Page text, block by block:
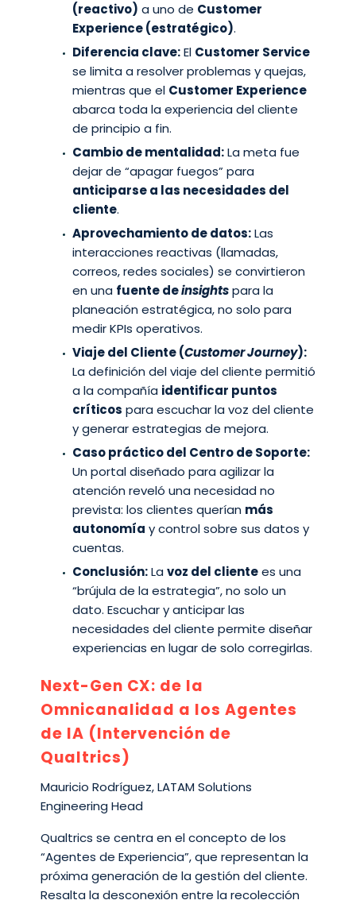
(reactivo) a uno de Customer
Experience (estratégico).
Diferencia clave:El Customer Service
se limita a resolver problemas y quejas,
mientras que el Customer Experience
abarca toda la experiencia del cliente
de principio a fin.
Cambio de mentalidad:La meta fue
dejar de “apagar fuegos” para
anticiparse a las necesidades del
cliente.
Aprovechamiento de datos:Las
interacciones reactivas (llamadas,
correos, redes sociales) se convirtieron
en una fuente deinsightspara la
planeación estratégica, no solo para
medir KPIs operativos.
Viaje del Cliente (Customer Journey):
La definición del viaje del cliente permitió
a la compañía identificar puntos
críticos para escuchar la voz del cliente
y generar estrategias de mejora.
Caso práctico del Centro de Soporte:
Un portal diseñado para agilizar la
atención reveló una necesidad no
prevista: los clientes querían más
autonomía y control sobre sus datos y
cuentas.
Conclusión:La voz del clientees una
“brújula de la estrategia”, no solo un
dato. Escuchar y anticipar las
necesidades del cliente permite diseñar
experiencias en lugar de solo corregirlas.
Next-Gen CX: de la
Omnicanalidad a los Agentes
de IA (Intervención de
Qualtrics)
Mauricio Rodríguez, LATAM Solutions
Engineering Head
Qualtrics se centra en el concepto de los
“Agentes de Experiencia”, que representan la
próxima generación de la gestión del cliente.
Resalta la desconexión entre la recolección